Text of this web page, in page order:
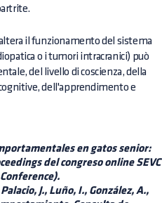
il funzionamento del sistema
o i tumori intracranici) può
del livello di coscienza, della
dell'apprendimento e
en gatos senior:
del congreso online SEVC
J., Luño, I., González, A.,